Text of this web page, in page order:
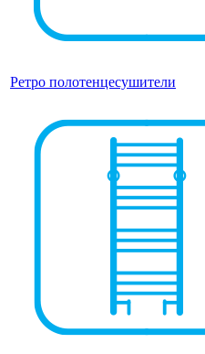
Ретро полотенцесушители